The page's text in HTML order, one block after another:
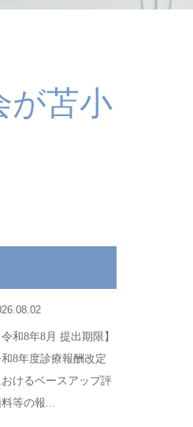
が苫小
令和8年8月 提出期限】
8年度診療報酬改定
おけるベースアップ評
等の報...